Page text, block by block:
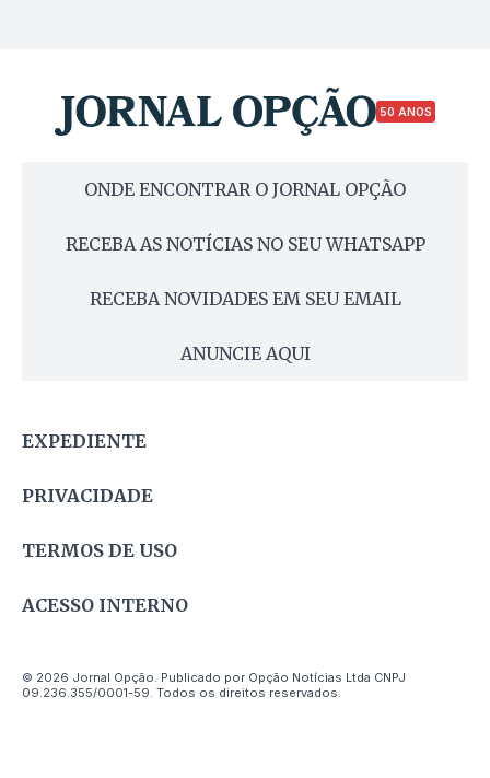
50 ANOS
ONDE ENCONTRAR O JORNAL OPÇÃO
RECEBA AS NOTÍCIAS NO SEU WHATSAPP
RECEBA NOVIDADES EM SEU EMAIL
ANUNCIE AQUI
EXPEDIENTE
PRIVACIDADE
TERMOS DE USO
ACESSO INTERNO
© 2026 Jornal Opção. Publicado por Opção Notícias Ltda CNPJ
09.236.355/0001-59. Todos os direitos reservados.